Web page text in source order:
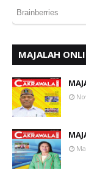
MAJALAH